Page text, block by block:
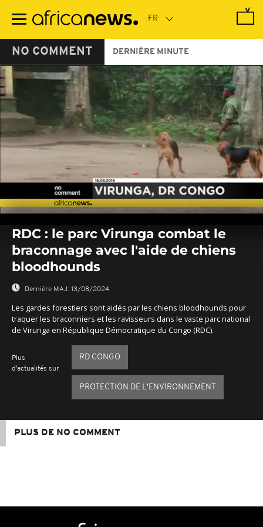
contenu
NO COMMENT DERNIÈRE MINUTE
seconds
seconds
RDC : le parc Virunga combat le
braconnage avec l'aide de chiens
bloodhounds
Dernière MAJ: 13/08/2024
Les gardes forestiers sont aidés par les chiens bloodhounds pour
traquer les braconniers et les ravisseurs dans le vaste parc national
de Virunga en République Démocratique du Congo (RDC).
Plus
d'actualités sur
RD CONGO
PROTECTION DE L'ENVIRONNEMENT
PLUS DE NO COMMENT